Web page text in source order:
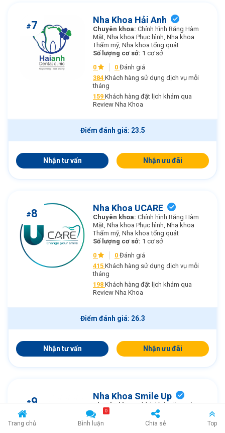
#7 Nha Khoa Hải Anh
Chuyên khoa: Chỉnh hình Răng Hàm
Mặt, Nha khoa Phục hình, Nha khoa
Thẩm mỹ, Nha khoa tổng quát
Số lượng cơ sở: 1 cơ sở
0
0 Đánh giá
384 Khách hàng sử dụng dịch vụ mỗi
tháng
159 Khách hàng đặt lịch khám qua
Review Nha Khoa
Điểm đánh giá: 23.5
Nhận tư vấn Nhận ưu đãi
#8 Nha Khoa UCARE
Chuyên khoa: Chỉnh hình Răng Hàm
Mặt, Nha khoa Phục hình, Nha khoa
Thẩm mỹ, Nha khoa tổng quát
Số lượng cơ sở: 1 cơ sở
0
0 Đánh giá
415 Khách hàng sử dụng dịch vụ mỗi
tháng
198 Khách hàng đặt lịch khám qua
Review Nha Khoa
Điểm đánh giá: 26.3
Nhận tư vấn Nhận ưu đãi
#9 Nha Khoa Smile Up
Chuyên khoa:Chỉnh hình Răng Hàm
Mặt, Nha khoa Phục hình, Nha khoa
Thẩm mỹ, Nha khoa tổng quát
Số lượng cơ sở:
Trang chủ Bình luận
0
Chia sẻ Top